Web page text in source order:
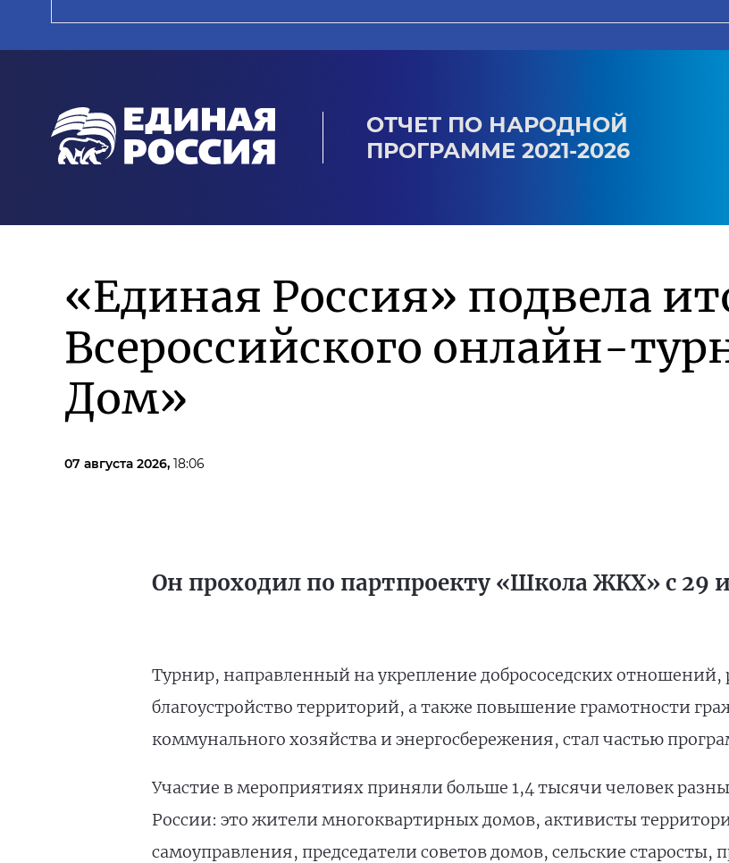
ОТЧЕТ ПО НАРОДНОЙ
ПРОГРАММЕ 2021-2026
«Единая Россия» подвела
Всероссийского онлайн-
Дом»
07 августа 2026, 18:06
Он проходил по партпроекту «Школа ЖКХ» с 29
Турнир, направленный на укрепление добрососедских отношений,
благоустройство территорий, а также повышение грамотности
коммунального хозяйства и энергосбережения, стал частью
Участие в мероприятиях приняли больше 1,4 тысячи человек
России: это жители многоквартирных домов, активисты
самоуправления, председатели советов домов, сельские старосты,